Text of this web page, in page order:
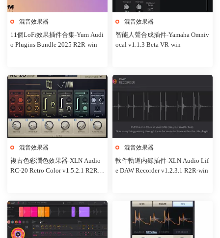
混音效果器
11個LoFi效果插件合集-Yum Audi
o Plugins Bundle 2025 R2R-win
混音效果器
智能人聲合成插件-Yamaha Omniv
ocal v1.1.3 Beta VR-win
混音效果器
複古色彩潤色效果器-XLN Audio
RC-20 Retro Color v1.5.2.1 R2R-w
混音效果器
軟件軌道内錄插件-XLN Audio Lif
e DAW Recorder v1.2.3.1 R2R-win